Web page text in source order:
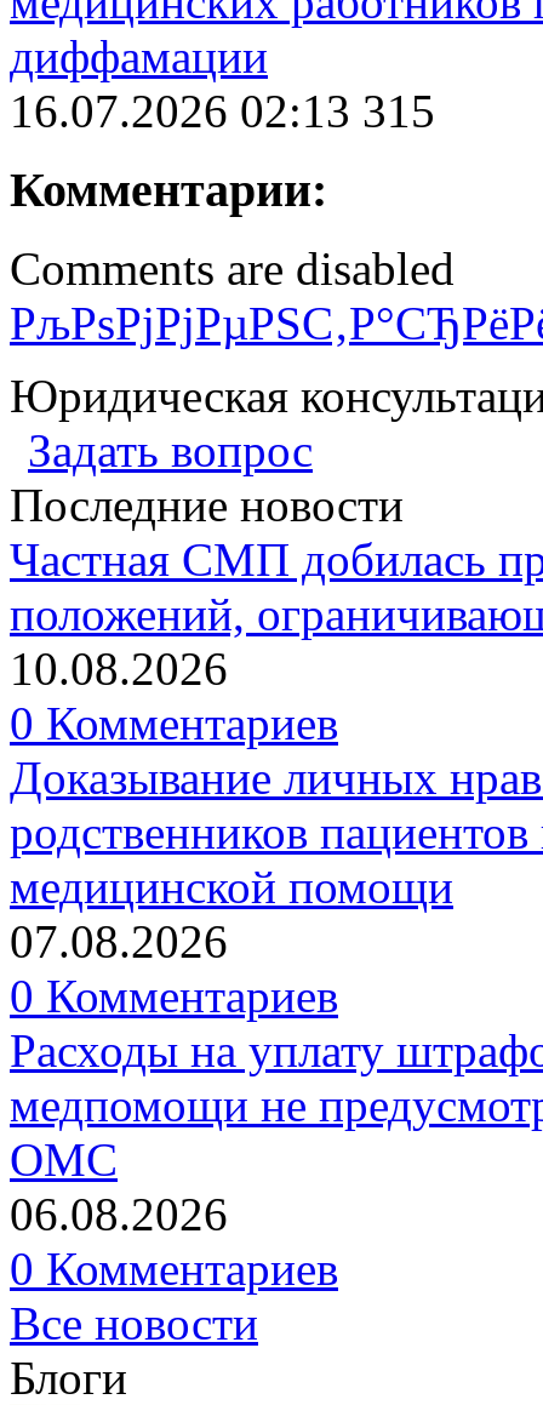
диффамации
16.07.2026 02:13 315
Комментарии:
Comments are disabled
Юридическая
Задать вопрос
Последние новости
Частная СМП добилась
положений,
10.08.2026
0 Комментариев
Доказывание личных
родственников
медицинской помощи
07.08.2026
0 Комментариев
Расходы на уплату
медпомощи не
ОМС
06.08.2026
0 Комментариев
Все новости
Блоги